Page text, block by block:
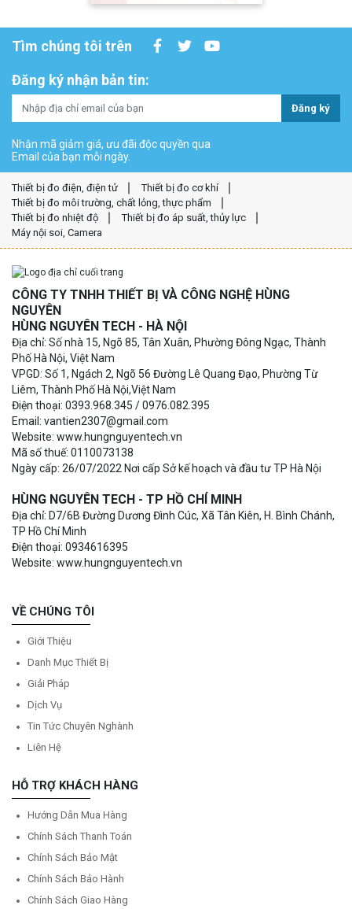
Tìm chúng tôi trên
Đăng ký nhận bản tin:
Đăng ký
Nhận mã giảm giá, ưu đãi độc quyền qua
Email của bạn mỗi ngày.
Thiết bị đo điện, điện tử
Thiết bị đo cơ khí
Thiết bị đo môi trường, chất lỏng, thực phẩm
Thiết bị đo nhiệt độ
Thiết bị đo áp suất, thủy lực
Máy nội soi, Camera
CÔNG TY TNHH THIẾT BỊ VÀ CÔNG NGHỆ HÙNG
NGUYÊN
HÙNG NGUYÊN TECH - HÀ NỘI
Địa chỉ: Số nhà 15, Ngõ 85, Tân Xuân, Phường Đông Ngạc, Thành
Phố Hà Nội, Việt Nam
VPGD: Số 1, Ngách 2, Ngõ 56 Đường Lê Quang Đạo, Phường Từ
Liêm, Thành Phố Hà Nội,Việt Nam
Điện thoại: 0393.968.345 / 0976.082.395
Email: vantien2307@gmail.com
Website: www.hungnguyentech.vn
Mã số thuế: 0110073138
Ngày cấp: 26/07/2022 Nơi cấp Sở kế hoạch và đầu tư TP Hà Nội
HÙNG NGUYÊN TECH - TP HỒ CHÍ MINH
Địa chỉ: D7/6B Đường Dương Đình Cúc, Xã Tân Kiên, H. Bình Chánh,
TP Hồ Chí Minh
Điện thoại: 0934616395
Website: www.hungnguyentech.vn
VỀ CHÚNG TÔI
Giới Thiệu
Danh Mục Thiết Bị
Giải Pháp
Dịch Vụ
Tin Tức Chuyên Nghành
Liên Hệ
HỖ TRỢ KHÁCH HÀNG
Hướng Dẫn Mua Hàng
Chính Sách Thanh Toán
Chính Sách Bảo Mật
Chính Sách Bảo Hành
Chính Sách Giao Hàng